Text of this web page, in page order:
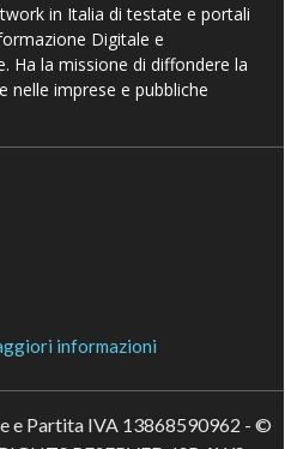
in Italia di testate e portali
Digitale e
Ha la missione di diffondere la
nelle imprese e pubbliche
informazioni
e Partita IVA 13868590962 - ©